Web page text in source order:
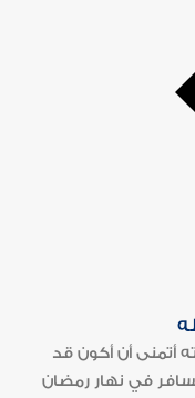
أتمنى أن أكون قد
في نهار رمضان